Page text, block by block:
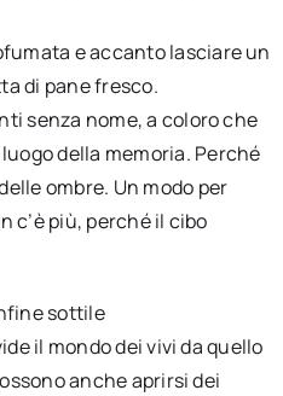
e accanto lasciare un
di pane fresco.
senza nome, a coloro che
della memoria. Perché
ombre. Un modo per
c’è più, perché il cibo
sottile
il mondo dei vivi da quello
anche aprirsi dei